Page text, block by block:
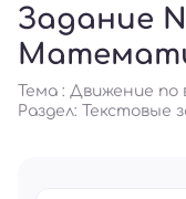
Задание
Тема : Движение по
Раздел:
Текстовые